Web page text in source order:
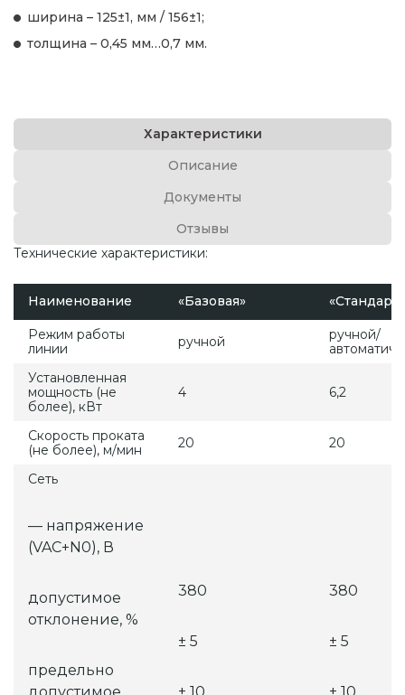
ширина – 125±1, мм / 156±1;
толщина – 0,45 мм…0,7 мм.
Характеристики
Описание
Документы
Отзывы
Технические характеристики:
Наименование «Базовая» «Стандарт»
Режим работы
линии
ручной
ручной/
Установленная
мощность (не
более), кВт
4 6,2
Скорость проката
(не более), м/мин
20 20
Сеть
— напряжение
(VAC+N0), В
допустимое
отклонение, %
предельно
допустимое
380
± 5
± 10
380
± 5
± 10